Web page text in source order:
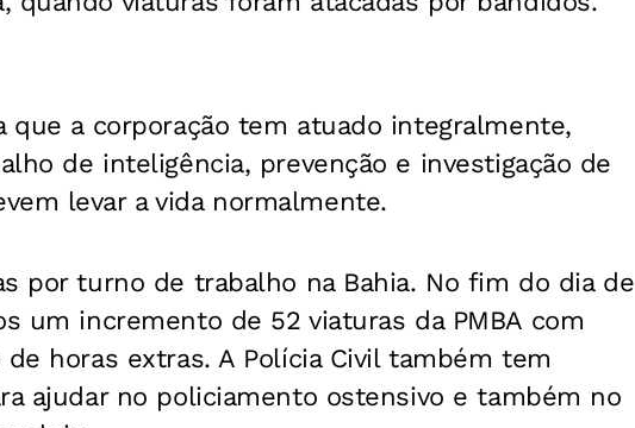
que a corporação tem atuado integralmente,
de inteligência, prevenção e investigação de
levar a vida normalmente.
por turno de trabalho na Bahia. No fim do dia de
um incremento de 52 viaturas da PMBA com
horas extras. A Polícia Civil também tem
ajudar no policiamento ostensivo e também no